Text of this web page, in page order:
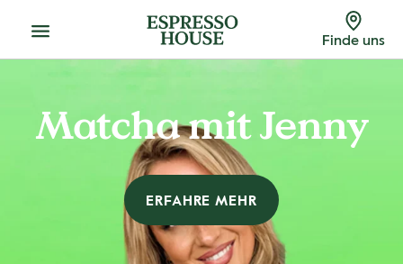
Menu Finde uns
Matcha mit Jenny
ERFAHRE MEHR